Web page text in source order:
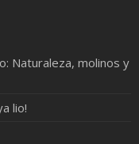
Naturaleza, molinos y
lio!